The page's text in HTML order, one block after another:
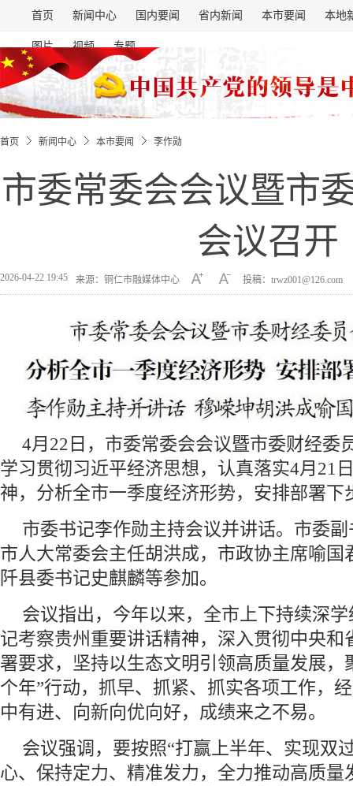
首页 新闻中心 国内要闻 省内新闻 本市要闻 本地
图片 视频 专题
首页 新闻中心 本市要闻 李作勋
市委常委会会议暨市
会议召开
2026-04-22 19:45 来源：铜仁市融媒体中心 投稿：trwz001@126.com
4月22日，市委常委会会议暨市委财经委
学习贯彻习近平经济思想，认真落实4月21
神，分析全市一季度经济形势，安排部署下
市委书记李作勋主持会议并讲话。市委
市人大常委会主任胡洪成，市政协主席喻国
阡县委书记史麒麟等参加。
会议指出，今年以来，全市上下持续深
记考察贵州重要讲话精神，深入贯彻中央和
署要求，坚持以生态文明引领高质量发展，
个年”行动，抓早、抓紧、抓实各项工作，
中有进、向新向优向好，成绩来之不易。
会议强调，要按照“打赢上半年、实现双
心、保持定力、精准发力，全力推动高质量